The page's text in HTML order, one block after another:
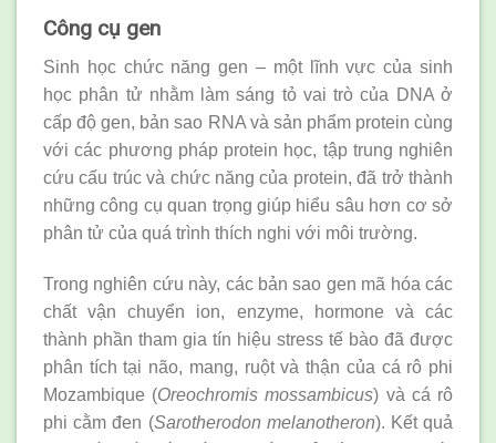
Công cụ gen
Sinh học chức năng gen – một lĩnh vực của sinh
học phân tử nhằm làm sáng tỏ vai trò của DNA ở
cấp độ gen, bản sao RNA và sản phẩm protein cùng
với các phương pháp protein học, tập trung nghiên
cứu cấu trúc và chức năng của protein, đã trở thành
những công cụ quan trọng giúp hiểu sâu hơn cơ sở
phân tử của quá trình thích nghi với môi trường.
Trong nghiên cứu này, các bản sao gen mã hóa các
chất vận chuyển ion, enzyme, hormone và các
thành phần tham gia tín hiệu stress tế bào đã được
phân tích tại não, mang, ruột và thận của cá rô phi
Mozambique (Oreochromis mossambicus) và cá rô
phi cằm đen (Sarotherodon melanotheron). Kết quả